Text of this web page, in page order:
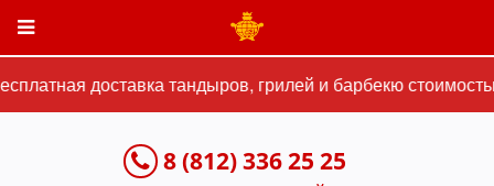
доставка тандыров, грилей и барбекю
8 (812) 336 25 25